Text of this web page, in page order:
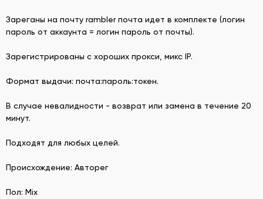
Зареганы на почту rambler почта идет в комплекте (логин
пароль от аккаунта = логин пароль от почты).
Зарегистрированы с хороших прокси, микс IP.
Формат выдачи: почта:пароль:токен.
В случае невалидности - возврат или замена в течение 20
минут.
Подходят для любых целей.
Происхождение: Авторег
Пол: Mix